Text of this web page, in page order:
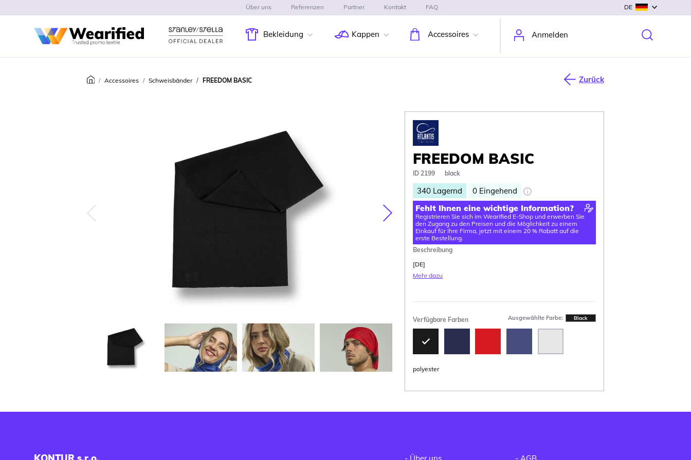
Bekleidung Kappen Accessoires Anmelden
Über uns Referenzen Partner Kontakt FAQ DE
Accessoires Schweisbänder FREEDOM BASIC Zurück
Predchádzajúca
Nasledujúca
FREEDOM BASIC
ID 2199 black
340 Lagernd 0 Eingehend
Fehlt Ihnen eine wichtige Information?
Registrieren Sie sich im Wearified E-Shop und erwerben Sie
den Zugang zu den Preisen und die Möglichkeit zu einem
Einkauf für Ihre Firma, jetzt mit einem 20 % Rabatt auf die
erste Bestellung.
Beschreibung
[DE]
Mehr dazu
Verfügbare Farben Ausgewählte Farbe: Black
polyester